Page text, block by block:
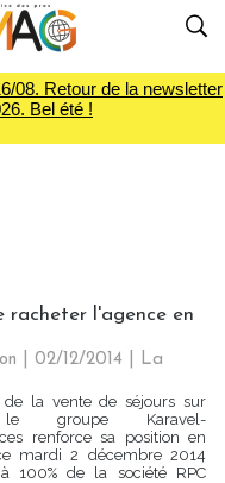
08. Retour de la newsletter
Bel été !
racheter l'agence en
| 02/12/2014
La
de la vente de séjours sur
le groupe Karavel-
renforce sa position en
mardi 2 décembre 2014
à 100% de la société RPC